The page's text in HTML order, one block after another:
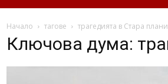
Начало тагове трагедията в Стара
Ключова дума: